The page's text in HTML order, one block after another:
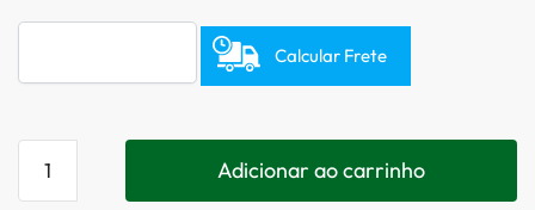
Calcular Frete
Adicionar ao carrinho